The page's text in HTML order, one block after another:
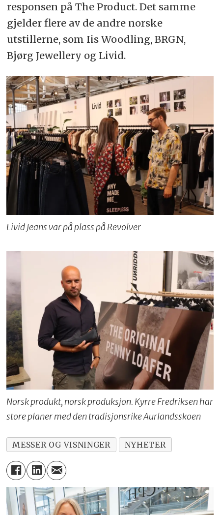
responsen på The Product. Det samme
gjelder flere av de andre norske
utstillerne, som Iis Woodling, BRGN,
Bjørg Jewellery og Livid.
Livid Jeans var på plass på Revolver
Norsk produkt, norsk produksjon. Kyrre Fredriksen har
store planer med den tradisjonsrike Aurlandsskoen
MESSER OG VISNINGER NYHETER